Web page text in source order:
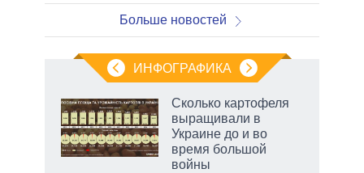
Больше новостей
ИНФОГРАФИКА
Сколько картофеля
выращивали в
Украине до и во
время большой
войны